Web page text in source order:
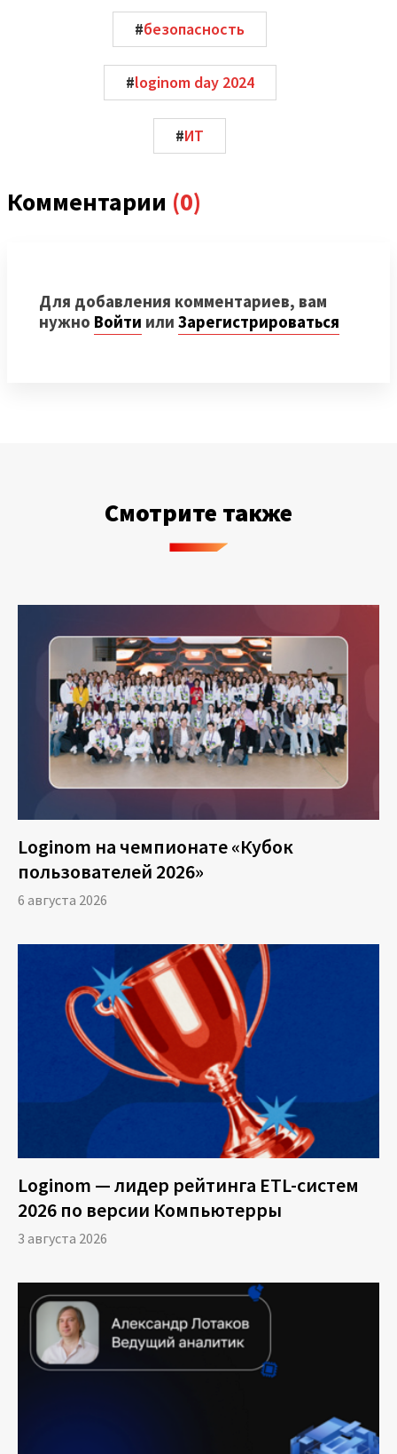
#безопасность
#loginom day 2024
#ИТ
Комментарии (0)
Для добавления комментариев, вам
нужно Войти или Зарегистрироваться
Смотрите также
Loginom на чемпионате «Кубок
пользователей 2026»
6 августа 2026
Loginom — лидер рейтинга ETL-систем
2026 по версии Компьютерры
3 августа 2026